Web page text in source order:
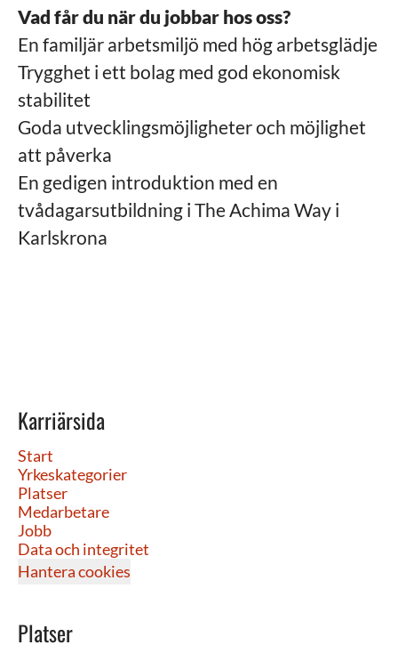
Vad får du när du jobbar hos oss?
En familjär arbetsmiljö med hög arbetsglädje
Trygghet i ett bolag med god ekonomisk
stabilitet
Goda utvecklingsmöjligheter och möjlighet
att påverka
En gedigen introduktion med en
tvådagarsutbildning i The Achima Way i
Karlskrona
Karriärsida
Start
Yrkeskategorier
Platser
Medarbetare
Jobb
Data och integritet
Hantera cookies
Platser